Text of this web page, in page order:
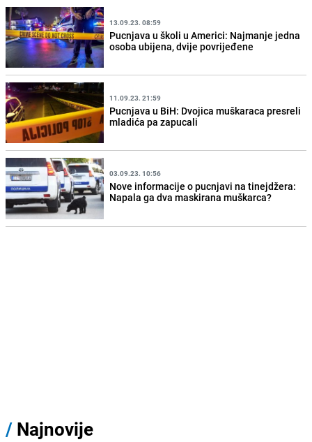
13.09.23. 08:59
Pucnjava u školi u Americi: Najmanje jedna
osoba ubijena, dvije povrijeđene
11.09.23. 21:59
Pucnjava u BiH: Dvojica muškaraca presreli
mladića pa zapucali
03.09.23. 10:56
Nove informacije o pucnjavi na tinejdžera:
Napala ga dva maskirana muškarca?
/ Najnovije